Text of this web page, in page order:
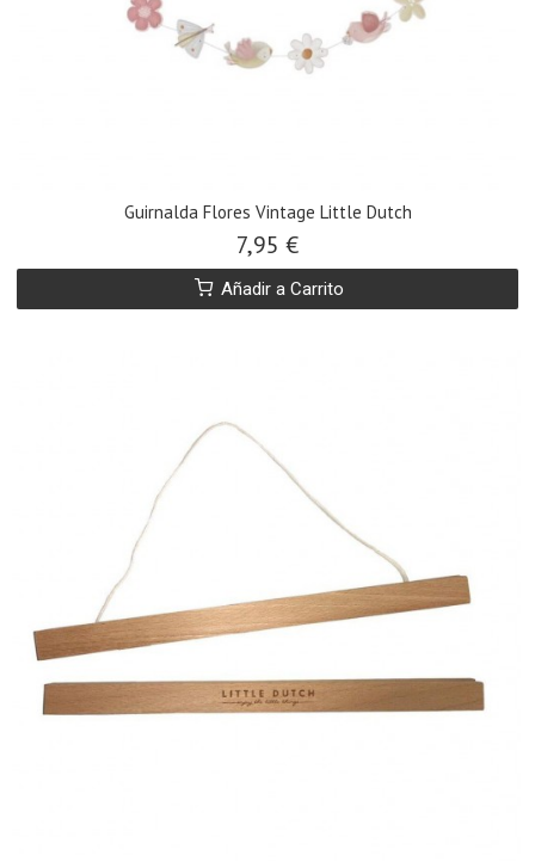
Guirnalda Flores Vintage Little Dutch
7,95 €
Añadir a Carrito